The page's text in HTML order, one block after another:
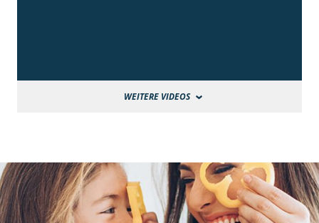
WEITERE VIDEOS